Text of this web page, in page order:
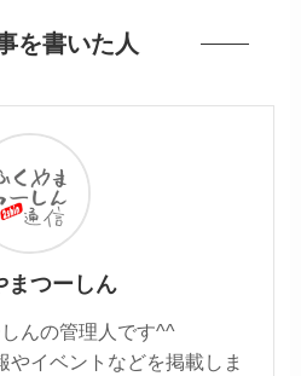
を書いた人
まつーしん
んの管理人です^^
やイベントなどを掲載しま